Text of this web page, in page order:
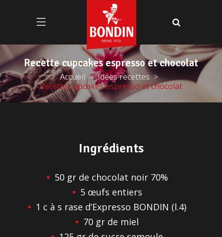
Recette cupcakes espresso et chocolat
Accueil
Idées recettes
Recette cupcakes espresso et chocolat
Ingrédients
50 gr de chocolat noir 70%
5 œufs entiers
1 c à s rase d’Expresso BONDIN (l.4)
70 gr de miel